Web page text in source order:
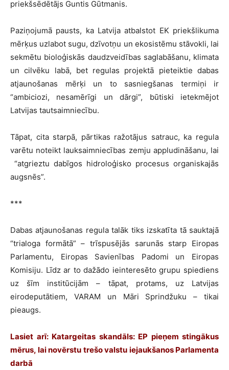
priekšsēdētājs Guntis Gūtmanis.
Paziņojumā pausts, ka Latvija atbalstot EK priekšlikuma
mērķus uzlabot sugu, dzīvotņu un ekosistēmu stāvokli, lai
sekmētu bioloģiskās daudzveidības saglabāšanu, klimata
un cilvēku labā, bet regulas projektā pieteiktie dabas
atjaunošanas mērķi un to sasniegšanas termiņi ir
“ambiciozi, nesamērīgi un dārgi”, būtiski ietekmējot
Latvijas tautsaimniecību.
Tāpat, cita starpā, pārtikas ražotājus satrauc, ka regula
varētu noteikt lauksaimniecības zemju appludināšanu, lai
“atgrieztu dabīgos hidroloģisko procesus organiskajās
augsnēs”.
***
Dabas atjaunošanas regula talāk tiks izskatīta tā sauktajā
“trialoga formātā” – trīspusējās sarunās starp Eiropas
Parlamentu, Eiropas Savienības Padomi un Eiropas
Komisiju. Līdz ar to dažādo ieinteresēto grupu spiediens
uz šīm institūcijām – tāpat, protams, uz Latvijas
eirodeputātiem, VARAM un Māri Sprindžuku – tikai
pieaugs.
Lasiet arī: Katargeitas skandāls: EP pieņem stingākus
mērus, lai novērstu trešo valstu iejaukšanos Parlamenta
darbā